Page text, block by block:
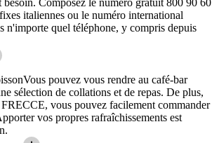
Composez le numéro gratuit 800 90 60
italiennes ou le numéro international
n'importe quel téléphone, y compris depuis
Vous pouvez vous rendre au café-bar
sélection de collations et de repas. De plus,
vous pouvez facilement commander
vos propres rafraîchissements est